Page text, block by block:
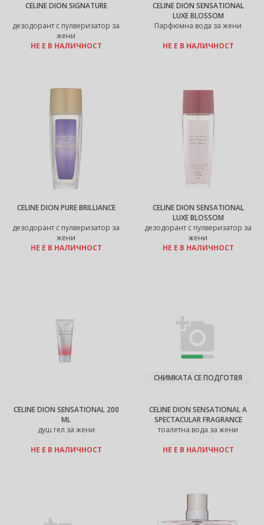
CELINE DION SIGNATURE
дезодорант с пулверизатор за
жени
НЕ Е В НАЛИЧНОСТ
CELINE DION SENSATIONAL
LUXE BLOSSOM
Парфюмна вода за жени
НЕ Е В НАЛИЧНОСТ
CELINE DION PURE BRILLIANCE
дезодорант с пулверизатор за
жени
НЕ Е В НАЛИЧНОСТ
CELINE DION SENSATIONAL
LUXE BLOSSOM
дезодорант с пулверизатор за
жени
НЕ Е В НАЛИЧНОСТ
CELINE DION SENSATIONAL 200
ML
душ гел за жени
НЕ Е В НАЛИЧНОСТ
CELINE DION SENSATIONAL A
SPECTACULAR FRAGRANCE
тоалетна вода за жени
СНИМКАТА СЕ ПОДГОТВЯ
НЕ Е В НАЛИЧНОСТ